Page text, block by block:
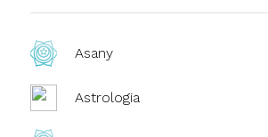
Asany
Astrologia